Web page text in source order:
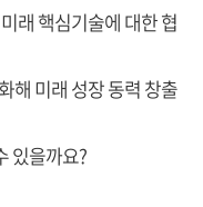
래 핵심기술에 대한 협
해 미래 성장 동력 창출
있을까요?